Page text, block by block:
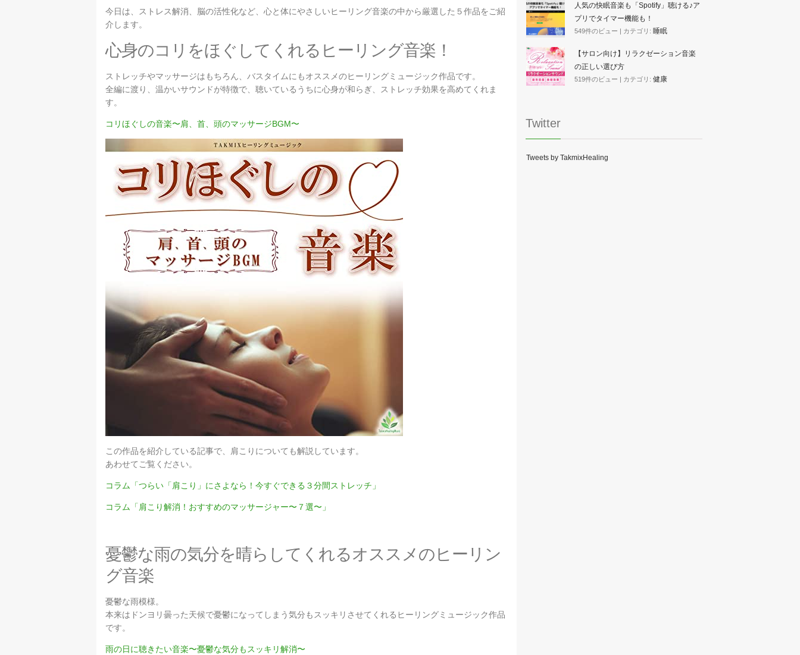
今日は、ストレス解消、脳の活性化など、心と体にやさしいヒーリング音楽の中から厳選した５作品をご紹
介します。
心身のコリをほぐしてくれるヒーリング音楽！
ストレッチやマッサージはもちろん、バスタイムにもオススメのヒーリングミュージック作品です。
全編に渡り、温かいサウンドが特徴で、聴いているうちに心身が和らぎ、ストレッチ効果を高めてくれま
す。
コリほぐしの音楽〜肩、首、頭のマッサージBGM〜
この作品を紹介している記事で、肩こりについても解説しています。
あわせてご覧ください。
コラム「つらい「肩こり」にさよなら！今すぐできる３分間ストレッチ」
コラム「肩こり解消！おすすめのマッサージャー〜７選〜」
憂鬱な雨の気分を晴らしてくれるオススメのヒーリン
グ音楽
憂鬱な雨模様。
本来はドンヨリ曇った天候で憂鬱になってしまう気分もスッキリさせてくれるヒーリングミュージック作品
です。
雨の日に聴きたい音楽〜憂鬱な気分もスッキリ解消〜
人気の快眠音楽も「Spotify」聴ける♪ア
プリでタイマー機能も！
549件のビュー | カテゴリ: 睡眠
【サロン向け】リラクゼーション音楽
の正しい選び方
519件のビュー | カテゴリ: 健康
Twitter
Tweets by TakmixHealing